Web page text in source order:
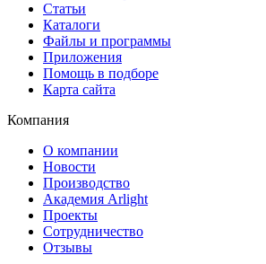
Статьи
Каталоги
Файлы и программы
Приложения
Помощь в подборе
Карта сайта
Компания
О компании
Новости
Производство
Академия Arlight
Проекты
Сотрудничество
Отзывы